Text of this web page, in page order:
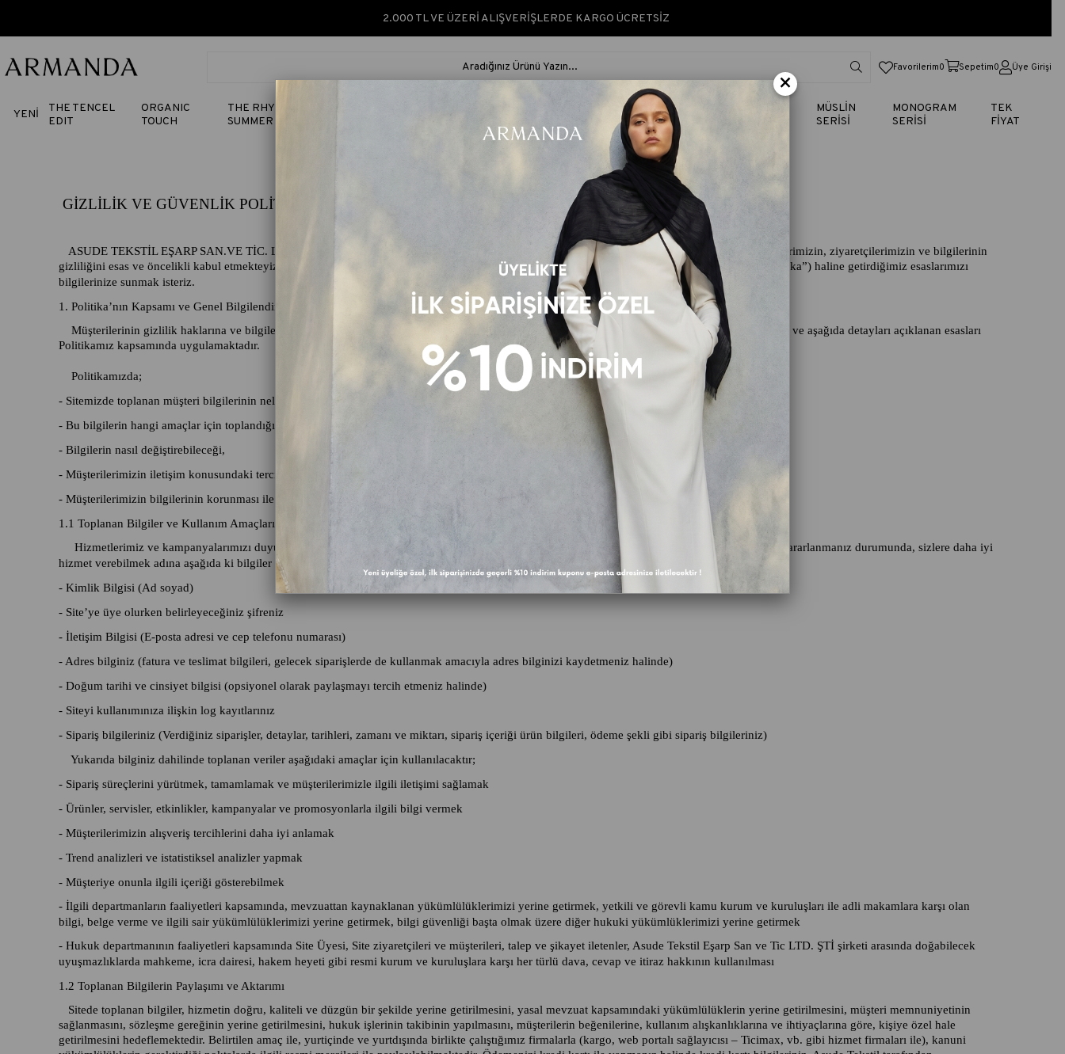
2.000 TL VE ÜZERİ ALIŞVERİŞLERDE KARGO ÜCRETSİZ
Favorilerim0 Sepetim0 Üye Girişi
YENİ
THE TENCEL
EDIT
ORGANIC
TOUCH
THE RHYTHM OF
SUMMER
İPEK ŞAL &
EŞARP
MÜSLİN
SERİSİ
MONOGRAM
SERİSİ
TEK
FİYAT
GİZLİLİK VE GÜVENLİK POLİTİKASI
ASUDE TEKSTİL EŞARP SAN.VE TİC. LTD ŞTİ şirketi olarak; “www.armanda.com.tr” internet sitesi (“Site Uygulama”) üyesi (“Üye”) müşterilerimizin, ziyaretçilerimizin ve bilgilerinin
gizliliğini esas ve öncelikli kabul etmekteyiz. Bilgi güvenliğinin sağlanması ile korunması kapsamında “Veri Gizliliği ve Güvenliği Politikası (“Politika”) haline getirdiğimiz esaslarımızı
bilgilerinize sunmak isteriz.
1. Politika’nın Kapsamı ve Genel Bilgilendirme
Müşterilerinin gizlilik haklarına ve bilgilerinin korunmasına büyük önem vermekte, bu konuda tüm yasal düzenlemelere uyumlu hareket etmekte ve aşağıda detayları açıklanan esasları
Politikamız kapsamında uygulamaktadır.
Politikamızda;
- Sitemizde toplanan müşteri bilgilerinin neler olduğu,
- Bu bilgilerin hangi amaçlar için toplandığı ve hangi şekillerde kullanıldığı,
- Bilgilerin nasıl değiştirebileceği,
- Müşterilerimizin iletişim konusundaki tercihleri ve bunları nasıl değiştirebilecekleri, bilgilerin nasıl güvenceye alındığı,
- Müşterilerimizin bilgilerinin korunması ile ilgili hakları vb. konular yer almaktadır.
1.1 Toplanan Bilgiler ve Kullanım Amaçları
Hizmetlerimiz ve kampanyalarımızı duyuran e-bültenlerimize ve Sitemize üye olmanız ve onay vermeniz veya üye olmadan hizmetlerimizden yararlanmanız durumunda, sizlere daha iyi
hizmet verebilmek adına aşağıda ki bilgiler talep edilmektedir.
- Kimlik Bilgisi (Ad soyad)
- Site’ye üye olurken belirleyeceğiniz şifreniz
- İletişim Bilgisi (E-posta adresi ve cep telefonu numarası)
- Adres bilginiz (fatura ve teslimat bilgileri, gelecek siparişlerde de kullanmak amacıyla adres bilginizi kaydetmeniz halinde)
- Doğum tarihi ve cinsiyet bilgisi (opsiyonel olarak paylaşmayı tercih etmeniz halinde)
- Siteyi kullanımınıza ilişkin log kayıtlarınız
- Sipariş bilgileriniz (Verdiğiniz siparişler, detaylar, tarihleri, zamanı ve miktarı, sipariş içeriği ürün bilgileri, ödeme şekli gibi sipariş bilgileriniz)
Yukarıda bilginiz dahilinde toplanan veriler aşağıdaki amaçlar için kullanılacaktır;
- Sipariş süreçlerini yürütmek, tamamlamak ve müşterilerimizle ilgili iletişimi sağlamak
- Ürünler, servisler, etkinlikler, kampanyalar ve promosyonlarla ilgili bilgi vermek
- Müşterilerimizin alışveriş tercihlerini daha iyi anlamak
- Trend analizleri ve istatistiksel analizler yapmak
- Müşteriye onunla ilgili içeriği gösterebilmek
- İlgili departmanların faaliyetleri kapsamında, mevzuattan kaynaklanan yükümlülüklerimizi yerine getirmek, yetkili ve görevli kamu kurum ve kuruluşları ile adli makamlara karşı olan
bilgi, belge verme ve ilgili sair yükümlülüklerimizi yerine getirmek, bilgi güvenliği başta olmak üzere diğer hukuki yükümlüklerimizi yerine getirmek
- Hukuk departmanının faaliyetleri kapsamında Site Üyesi, Site ziyaretçileri ve müşterileri, talep ve şikayet iletenler, Asude Tekstil Eşarp San ve Tic LTD. ŞTİ şirketi arasında doğabilecek
uyuşmazlıklarda mahkeme, icra dairesi, hakem heyeti gibi resmi kurum ve kuruluşlara karşı her türlü dava, cevap ve itiraz hakkının kullanılması
1.2 Toplanan Bilgilerin Paylaşımı ve Aktarımı
Sitede toplanan bilgiler, hizmetin doğru, kaliteli ve düzgün bir şekilde yerine getirilmesini, yasal mevzuat kapsamındaki yükümlülüklerin yerine getirilmesini, müşteri memnuniyetinin
sağlanmasını, sözleşme gereğinin yerine getirilmesini, hukuk işlerinin takibinin yapılmasını, müşterilerin beğenilerine, kullanım alışkanlıklarına ve ihtiyaçlarına göre, kişiye özel hale
getirilmesini hedeflemektedir. Belirtilen amaç ile, yurtiçinde ve yurtdışında birlikte çalıştığımız firmalarla (kargo, web portalı sağlayıcısı – Ticimax, vb. gibi hizmet firmaları ile), kanuni
×